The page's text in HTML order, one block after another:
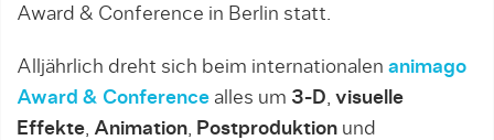
Award & Conference in Berlin statt.
Alljährlich dreht sich beim internationalen animago
Award & Conference alles um 3-D, visuelle
Effekte, Animation, Postproduktion und